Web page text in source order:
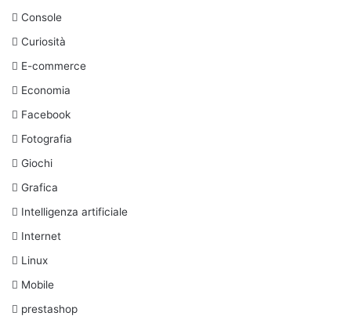
Console
Curiosità
E-commerce
Economia
Facebook
Fotografia
Giochi
Grafica
Intelligenza artificiale
Internet
Linux
Mobile
prestashop